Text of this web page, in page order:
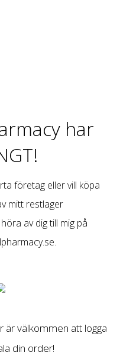
har
företag eller vill köpa
mitt restlager
av dig till mig på
.
är välkommen att logga
din order!